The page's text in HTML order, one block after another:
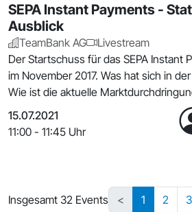
SEPA Instant Payments -
Ausblick
TeamBank AG
Livestream
Der Startschuss für das SEPA Instant
im November 2017. Was hat sich in
Wie ist die aktuelle
15.07.2021
11:00 - 11:45 Uhr
Insgesamt 32 Events < 1 2 3